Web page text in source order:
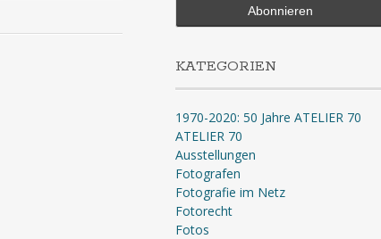
KATEGORIEN
1970-2020: 50 Jahre ATELIER 70
ATELIER 70
Ausstellungen
Fotografen
Fotografie im Netz
Fotorecht
Fotos